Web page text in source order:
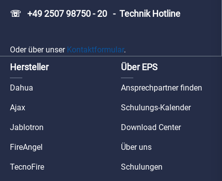
☏ +49 2507 98750 - 20 - Technik Hotline
Oder über unser Kontaktformular.
Hersteller
Dahua
Ajax
Jablotron
FireAngel
TecnoFire
Über EPS
Ansprechpartner finden
Schulungs-Kalender
Download Center
Über uns
Schulungen